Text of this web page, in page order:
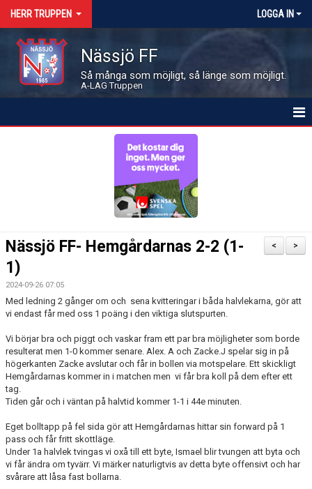
HERR TRUPPEN LOGGA IN
Nässjö FF
Så många som möjligt, så länge som möjligt.
A-LAG Truppen
LEDARE OCH SPELARE
BILDGALLERI
DOKUMENT
>
<
Nässjö FF- Hemgårdarnas 2-2 (1-
1)
2024-09-26 07:05
Med ledning 2 gånger om och sena kvitteringar i båda halvlekarna, gör att
vi endast får med oss 1 poäng i den viktiga slutspurten.
Vi börjar bra och piggt och vaskar fram ett par bra möjligheter som borde
resulterat men 1-0 kommer senare. Alex. A och Zacke.J spelar sig in på
högerkanten Zacke avslutar och får in bollen via motspelare. Ett skickligt
Hemgårdarnas kommer in i matchen men vi får bra koll på dem efter ett
tag.
Tiden går och i väntan på halvtid kommer 1-1 i 44e minuten.
Eget bolltapp på fel sida gör att Hemgårdarnas hittar sin forward på 1
pass och får fritt skottläge.
Under 1a halvlek tvingas vi oxå till ett byte, Ismael blir tvungen att byta och
vi får ändra om tyvärr. Vi märker naturligtvis av detta byte offensivt och har
svårare att låsa fast bollarna.